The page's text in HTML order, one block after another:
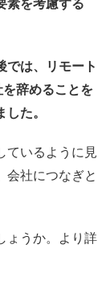
素を考慮する
では、リモート
辞めることを
た。
ているように見
会社につなぎと
ょうか。より詳